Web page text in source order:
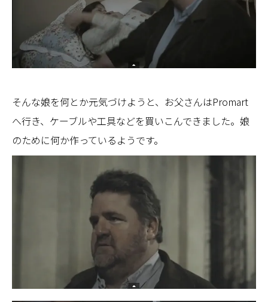
そんな娘を何とか元気づけようと、お父さんはPromart
へ行き、ケーブルや工具などを買いこんできました。娘
のために何か作っているようです。